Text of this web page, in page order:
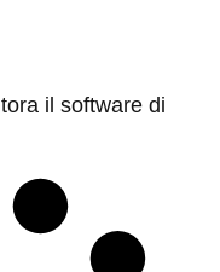
il software di